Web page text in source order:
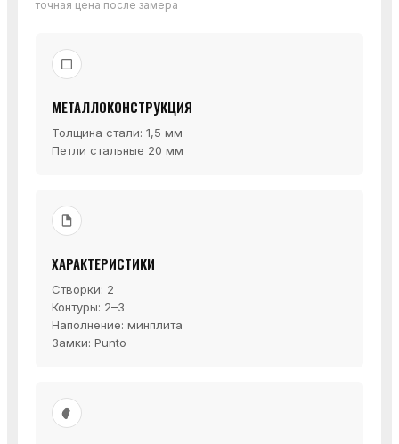
точная цена после замера
МЕТАЛЛОКОНСТРУКЦИЯ
Толщина стали: 1,5 мм
Петли стальные 20 мм
ХАРАКТЕРИСТИКИ
Створки: 2
Контуры: 2–3
Наполнение: минплита
Замки: Punto